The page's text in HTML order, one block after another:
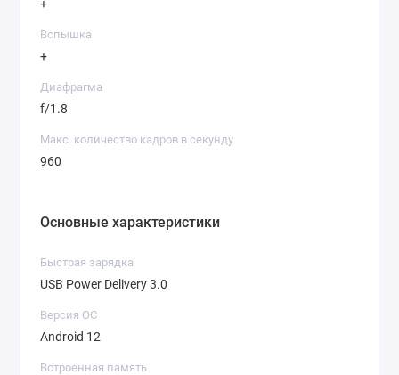
+
Вспышка
+
Диафрагма
f/1.8
Макс. количество кадров в секунду
960
Основные характеристики
Быстрая зарядка
USB Power Delivery 3.0
Версия ОС
Android 12
Встроенная память